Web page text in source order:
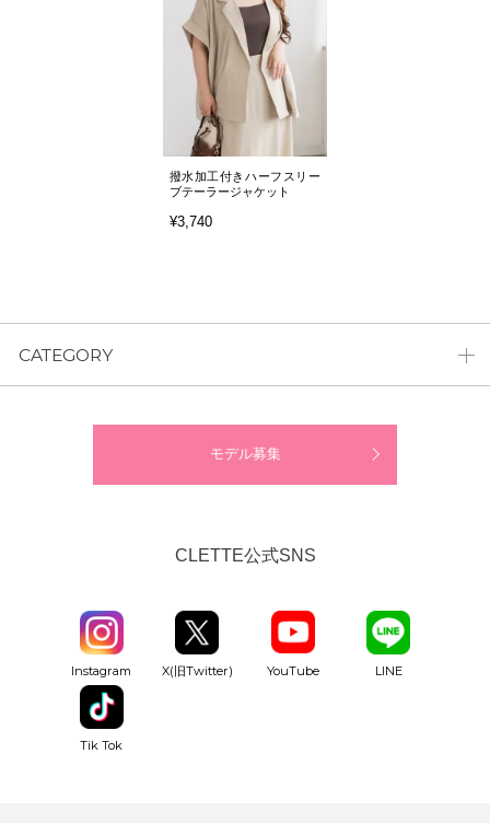
撥水加工付きハーフスリー
ブテーラージャケット
¥3,740
CATEGORY
モデル募集
CLETTE公式SNS
Instagram X(旧Twitter) YouTube LINE
Tik Tok